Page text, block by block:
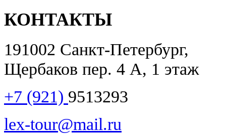
КОНТАКТЫ
191002 Санкт-Петербург,
Щербаков пер. 4 А, 1 этаж
+7 (921) 9513293
lex-tour@mail.ru